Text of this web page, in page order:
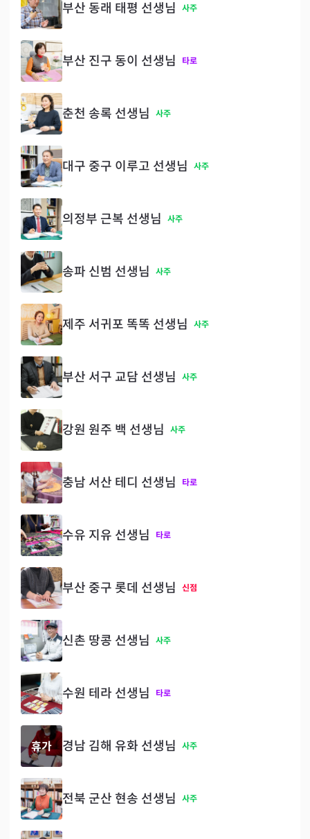
부산 동래 태평 선생님 사주
부산 진구 동이 선생님 타로
춘천 송록 선생님 사주
대구 중구 이루고 선생님 사주
의정부 근복 선생님 사주
송파 신범 선생님 사주
제주 서귀포 똑똑 선생님 사주
부산 서구 교담 선생님 사주
강원 원주 백 선생님 사주
충남 서산 테디 선생님 타로
수유 지유 선생님 타로
부산 중구 롯데 선생님 신점
신촌 땅콩 선생님 사주
수원 테라 선생님 타로
휴가 경남 김해 유화 선생님 사주
전북 군산 현송 선생님 사주